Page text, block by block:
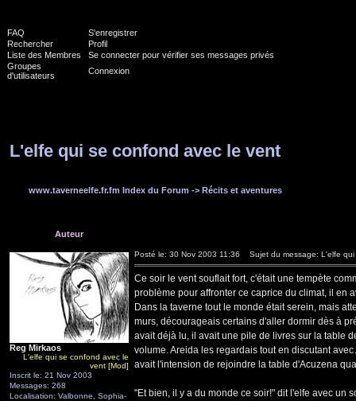
FAQ
S'enregistrer
Rechercher
Profil
Liste des Membres
Se connecter pour vérifier ses messages privés
Groupes
d'utilisateurs
Connexion
L'elfe qui se confond avec le vent
www.taverneelfe.fr.fm Index du Forum -> Récits et aventures
Auteur
Reg Mirkaos
L'elfe qui se confond avec le
vent [Mod]
Inscrit le: 21 Nov 2003
Messages: 268
Localisation: Valbonne, Sophia-
Posté le: 30 Nov 2003 11:36 Sujet du message: L'elfe
Ce soir le vent souflait fort, c'était une tempète
problème pour affronter ce caprice du climat, il en
Dans la taverne tout le monde était serein, mais
murs, décourageais certains d'aller dormir dès à
avait déjà lu, il avait une pile de livres sur la table
volume. Areida les regardais tout en discutant
avait l'intension de rejoindre la table d'Acuzena
"Et bien, il y a du monde ce soir!" dit l'elfe avec un